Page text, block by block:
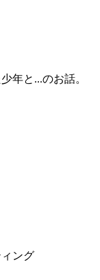
年と...のお話。
ング